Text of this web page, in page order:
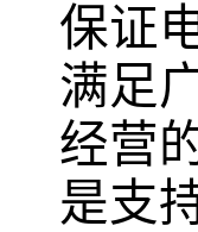
保证
满足
经营
是支